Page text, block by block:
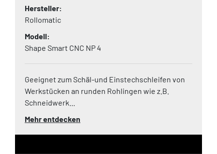
Hersteller
Rollomatic
Modell
Shape Smart CNC NP 4
Geeignet zum Schäl-und Einstechschleifen von
Werkstücken an runden Rohlingen wie z.B.
Schneidwerk...
Mehr entdecken